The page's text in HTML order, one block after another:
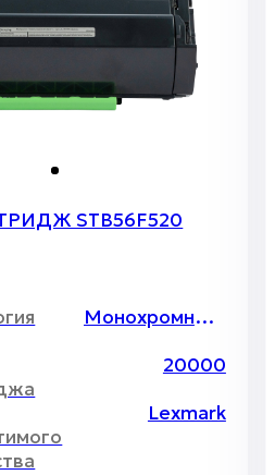
STB56F520
Монохромный лазер
20000
Lexmark